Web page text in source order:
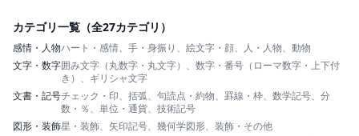
カテゴリ一覧（全27カテゴリ）
感情・人物ハート・感情、手・身振り、絵文字・顔、人・人物、動物
文字・数字囲み文字（丸数字・丸文字）、数字・番号（ローマ数字・上下付
き）、ギリシャ文字
文書・記号チェック・印、括弧、句読点・約物、罫線・枠、数学記号、分
数・％、単位・通貨、技術記号
図形・装飾星・装飾、矢印記号、幾何学図形、装飾・その他